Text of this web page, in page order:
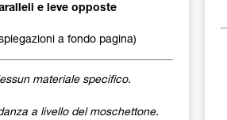
e leve opposte
a fondo pagina)
materiale specifico.
a livello del moschettone.